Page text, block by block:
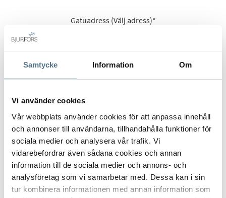
Samtycke Information Om
Vi använder cookies
Vår webbplats använder cookies för att anpassa innehåll
och annonser till användarna, tillhandahålla funktioner för
sociala medier och analysera vår trafik. Vi
vidarebefordrar även sådana cookies och annan
information till de sociala medier och annons- och
analysföretag som vi samarbetar med. Dessa kan i sin
tur kombinera informationen med annan information som
Gatuadress (Välj adress)*
Postnummer*
Ange ditt postnummer (5 siffror utan mellanslag)